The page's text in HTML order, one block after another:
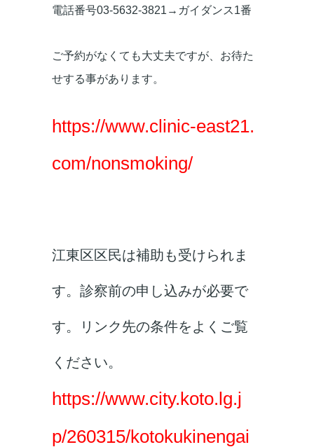
電話番号03-5632-3821→ガイダンス1番
ご予約がなくても大丈夫ですが、お待た
せする事があります。
https://www.clinic-east21.
com/nonsmoking/
江東区区民は補助も受けられま
す。診察前の申し込みが必要で
す。リンク先の条件をよくご覧
ください。
https://www.city.koto.lg.j
p/260315/kotokukinengai